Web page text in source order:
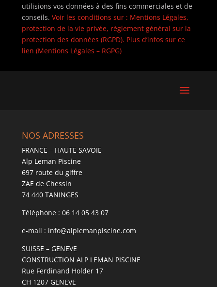
utilisions vos données à des fins commerciales et de
conseils. Voir les conditions sur : Mentions Légales,
protection de la vie privée, règlement général sur la
protection des données (RGPD). Plus d’infos sur ce
lien (Mentions Légales – RGPG)
NOS ADRESSES
FRANCE – HAUTE SAVOIE
Alp Leman Piscine
697 route du giffre
ZAE de Chessin
74 440 TANINGES
Téléphone : 06 14 05 43 07
e-mail : info@alplemanpiscine.com
SUISSE – GENEVE
CONSTRUCTION ALP LEMAN PISCINE
Rue Ferdinand Holder 17
CH 1207 GENEVE